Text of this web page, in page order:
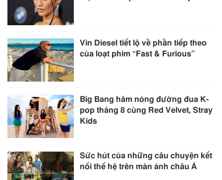
Vin Diesel tiết lộ về phần tiếp theo
của loạt phim “Fast & Furious”
Big Bang hâm nóng đường đua K-
pop tháng 8 cùng Red Velvet, Stray
Kids
Sức hút của những câu chuyện kết
nối thế hệ trên màn ảnh châu Á